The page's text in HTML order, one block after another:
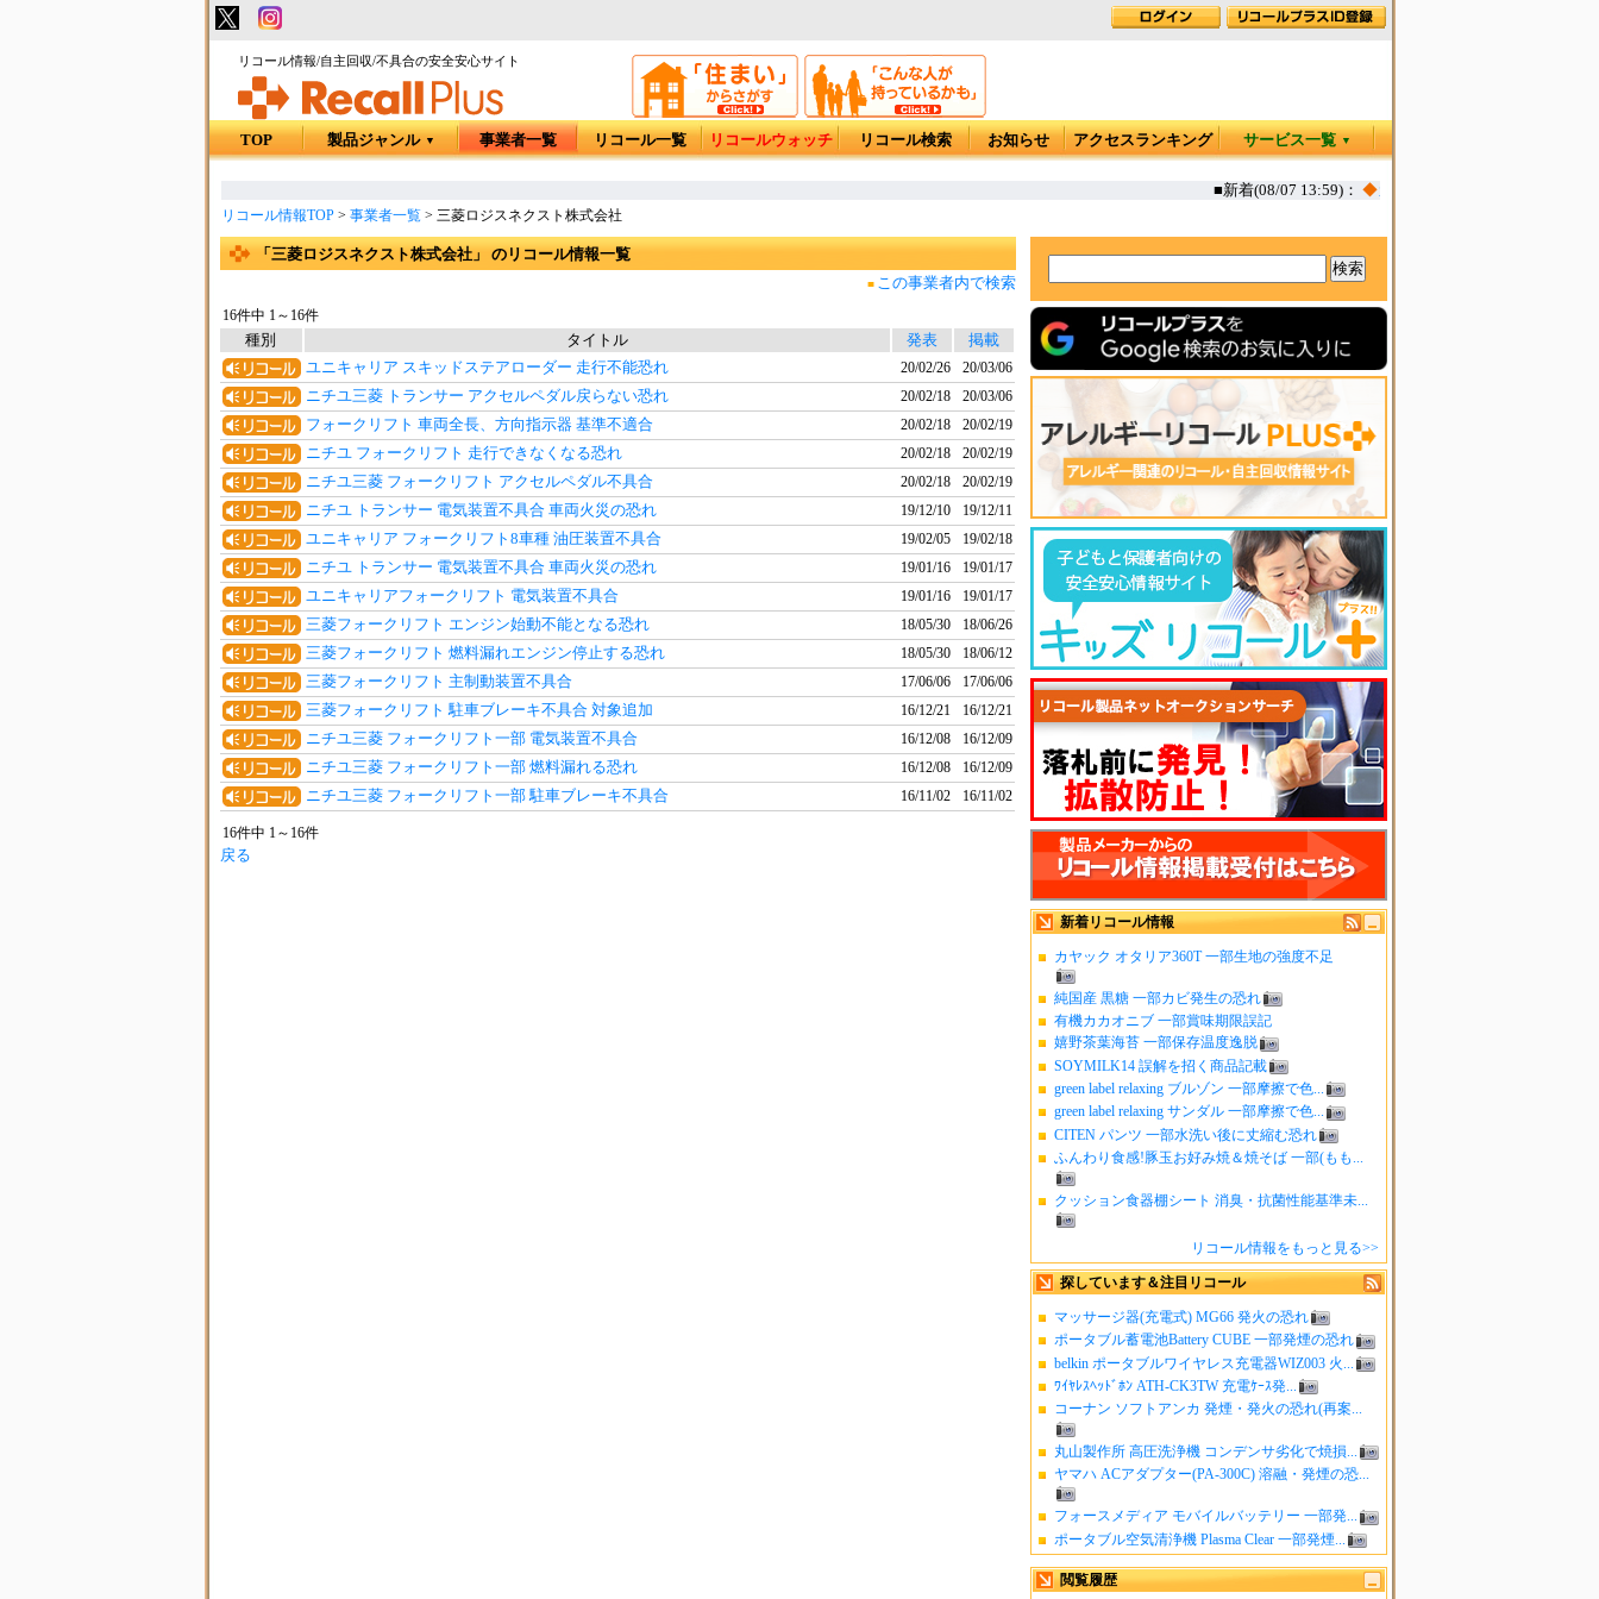
リコール情報/自主回収/不具合の安全安心サイト
TOP 製品ジャンル ▼ 事業者一覧 リコール一覧 リコールウォッチ リコール検索 お知らせ アクセスランキング サービス一覧 ▼
■新着(08/07 13:59)：◆カヤック オタリア360T 一部生
リコール情報TOP> 事業者一覧> 三菱ロジスネクスト株式会社
新着リコール情報
カヤック オタリア360T 一部生地の強度不足
純国産 黒糖 一部カビ発生の恐れ
有機カカオニブ 一部賞味期限誤記
嬉野茶葉海苔 一部保存温度逸脱
SOYMILK14 誤解を招く商品記載
green label relaxing ブルゾン 一部摩擦で色...
green label relaxing サンダル 一部摩擦で色...
CITEN パンツ 一部水洗い後に丈縮む恐れ
ふんわり食感!豚玉お好み焼＆焼そば 一部(もも...
クッション食器棚シート 消臭・抗菌性能基準未...
リコール情報をもっと見る>>
探しています＆注目リコール
マッサージ器(充電式) MG66 発火の恐れ
ポータブル蓄電池Battery CUBE 一部発煙の恐れ
belkin ポータブルワイヤレス充電器WIZ003 火...
ﾜｲﾔﾚｽﾍｯﾄﾞﾎﾝ ATH-CK3TW 充電ｹｰｽ発...
コーナン ソフトアンカ 発煙・発火の恐れ(再案...
丸山製作所 高圧洗浄機 コンデンサ劣化で焼損...
ヤマハ ACアダプター(PA-300C) 溶融・発煙の恐...
フォースメディア モバイルバッテリー 一部発...
ポータブル空気清浄機 Plasma Clear 一部発煙...
閲覧履歴
「三菱ロジスネクスト株式会社」 のリコール情報一覧
■ この事業者内で検索
16件中 1～16件
種別 タイトル 発表
掲載
ユニキャリア スキッドステアローダー 走行不能恐れ
20/02/26 20/03/06
ニチユ三菱 トランサー アクセルペダル戻らない恐れ 20/02/18 20/03/06
フォークリフト 車両全長、方向指示器 基準不適合 20/02/18 20/02/19
ニチユ フォークリフト 走行できなくなる恐れ 20/02/18 20/02/19
ニチユ三菱 フォークリフト アクセルペダル不具合 20/02/18 20/02/19
ニチユ トランサー 電気装置不具合 車両火災の恐れ 19/12/10 19/12/11
ユニキャリア フォークリフト8車種 油圧装置不具合 19/02/05 19/02/18
ニチユ トランサー 電気装置不具合 車両火災の恐れ 19/01/16 19/01/17
ユニキャリアフォークリフト 電気装置不具合 19/01/16 19/01/17
三菱フォークリフト エンジン始動不能となる恐れ 18/05/30 18/06/26
三菱フォークリフト 燃料漏れエンジン停止する恐れ 18/05/30 18/06/12
三菱フォークリフト 主制動装置不具合 17/06/06 17/06/06
三菱フォークリフト 駐車ブレーキ不具合 対象追加 16/12/21 16/12/21
ニチユ三菱 フォークリフト一部 電気装置不具合 16/12/08 16/12/09
ニチユ三菱 フォークリフト一部 燃料漏れる恐れ 16/12/08 16/12/09
ニチユ三菱 フォークリフト一部 駐車ブレーキ不具合 16/11/02 16/11/02
16件中 1～16件
戻る